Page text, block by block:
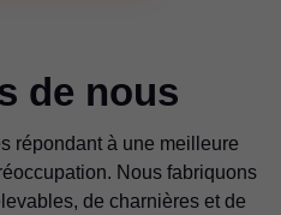
de nous
répondant à une meilleure
Nous fabriquons
de charnières et de